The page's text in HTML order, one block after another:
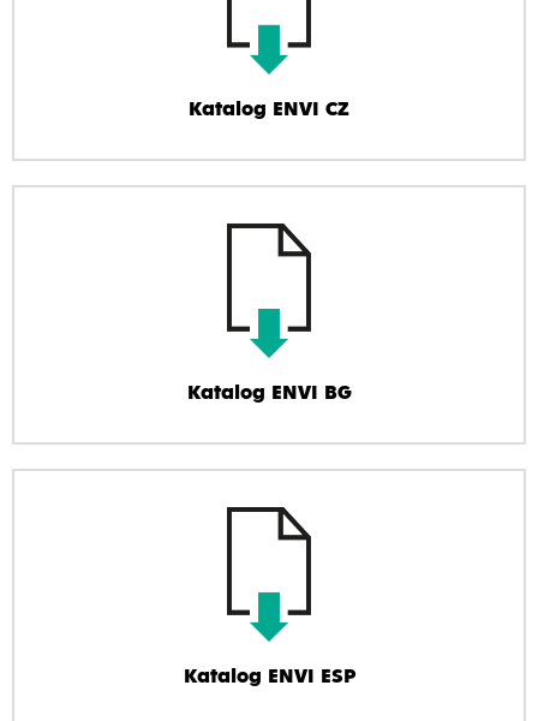
Katalog ENVI CZ
Katalog ENVI BG
Katalog ENVI ESP